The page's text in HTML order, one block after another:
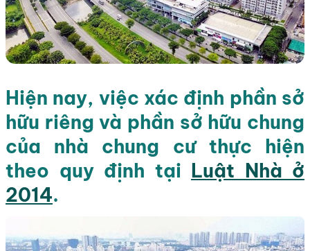
Hiện nay, việc xác định phần sở
hữu riêng và phần sở hữu chung
của nhà chung cư thực hiện
theo quy định tại Luật Nhà ở
2014.